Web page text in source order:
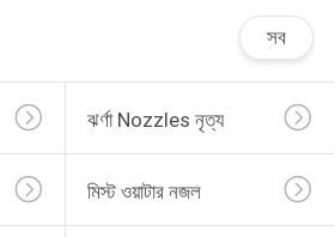
সব
ঝর্ণা Nozzles নৃত্য
মিস্ট ওয়াটার নজল